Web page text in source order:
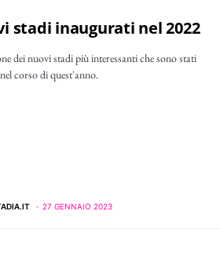
stadi inaugurati nel 2022
dei nuovi stadi più interessanti che sono stati
corso di quest'anno.
27 GENNAIO 2023